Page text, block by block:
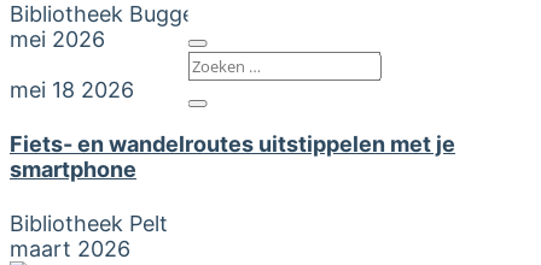
Bibliotheek Buggenhout
mei 2026
mei 18 2026
Fiets- en wandelroutes uitstippelen met je
smartphone
Bibliotheek Pelt
maart 2026